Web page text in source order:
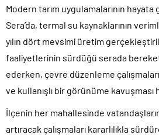
Modern tarım uygulamalarının
Sera’da, termal su kaynaklarının
yılın dört mevsimi üretim
faaliyetlerinin sürdüğü serada
ederken, çevre düzenleme
ve kullanışlı bir görünüme kavuşması
İlçenin her mahallesinde
artıracak çalışmaları kararlılıkla